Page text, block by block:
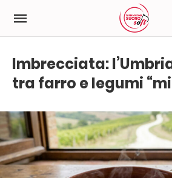
Imbrecciata:
tra farro e legumi